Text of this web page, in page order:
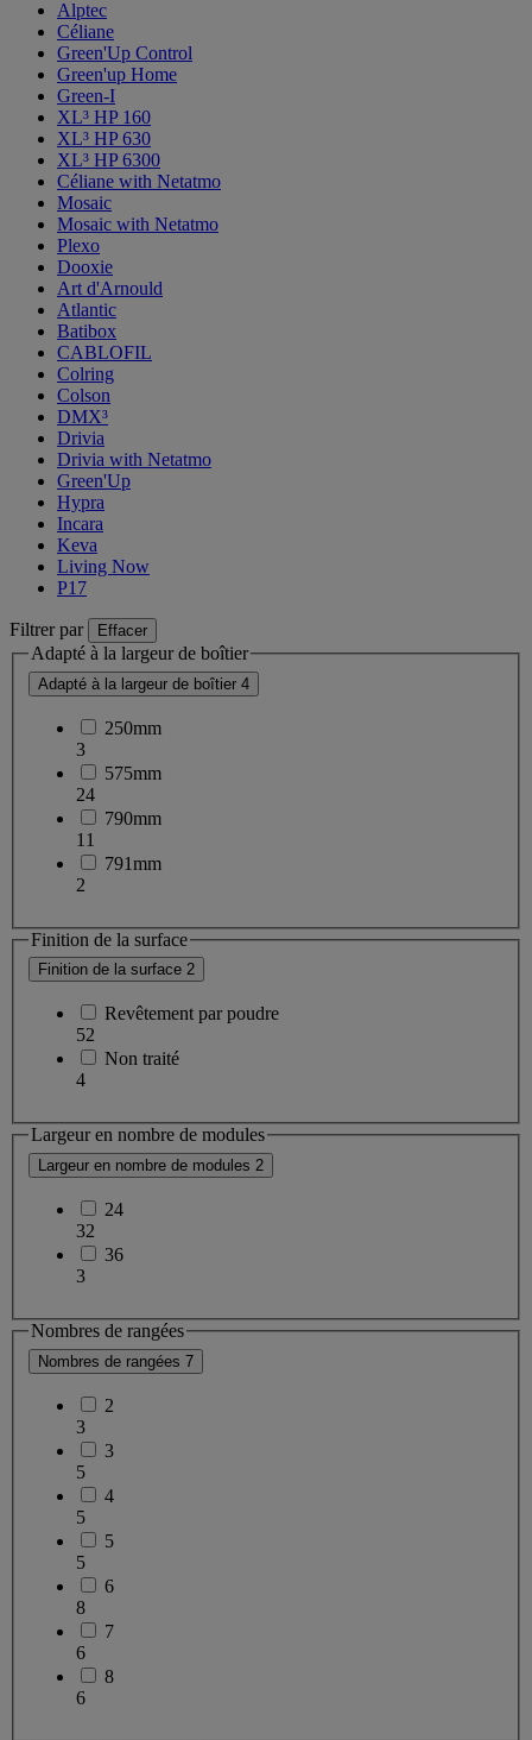
Alptec
Céliane
Green'Up Control
Green'up Home
Green-I
XL³ HP 160
XL³ HP 630
XL³ HP 6300
Céliane with Netatmo
Mosaic
Mosaic with Netatmo
Plexo
Dooxie
Art d'Arnould
Atlantic
Batibox
CABLOFIL
Colring
Colson
DMX³
Drivia
Drivia with Netatmo
Green'Up
Hypra
Incara
Keva
Living Now
P17
Filtrer par Effacer
Adapté à la largeur de boîtier
Adapté à la largeur de boîtier 4
250mm
3
575mm
24
790mm
11
791mm
2
Finition de la surface
Finition de la surface 2
Revêtement par poudre
52
Non traité
4
Largeur en nombre de modules
Largeur en nombre de modules 2
24
32
36
3
Nombres de rangées
Nombres de rangées 7
2
3
3
5
4
5
5
5
6
8
7
6
8
6